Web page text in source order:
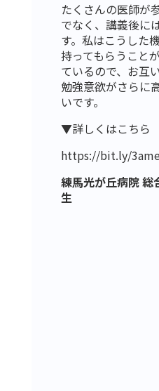
たくさんの医師が
でなく、講義後に
す。私はこうした
持ってもらうこと
ているので、お互
勉強意欲がさらに
いです。
▼詳しくはこちら
https://bit.ly/
練馬光が丘病院
生